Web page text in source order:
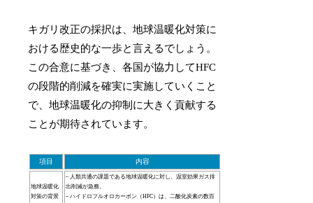
キガリ改正の採択は、地球温暖化対策に
おける歴史的な一歩と言えるでしょう。
この合意に基づき、各国が協力してHFC
の段階的削減を確実に実施していくこと
で、地球温暖化の抑制に大きく貢献する
ことが期待されています。
項目 内容
地球温暖化
対策の背景
– 人類共通の課題である地球温暖化に対し、温室効果ガス排
出削減が急務。
– ハイドロフルオロカーボン（HFC）は、二酸化炭素の数百